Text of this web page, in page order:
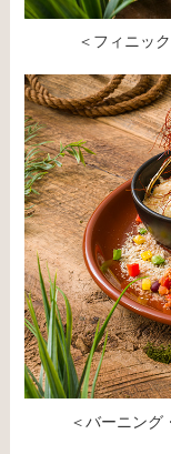
＜フィニッ
＜バーニング